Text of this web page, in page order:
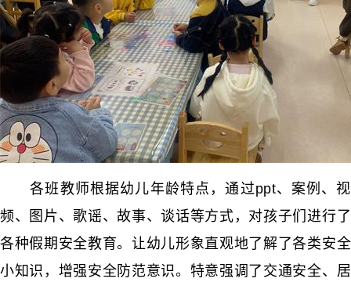
各班教师根据幼儿年龄特点，通过ppt、案例、视
频、图片、歌谣、故事、谈话等方式，对孩子们进行了
各种假期安全教育。让幼儿形象直观地了解了各类安全
小知识，增强安全防范意识。特意强调了交通安全、居